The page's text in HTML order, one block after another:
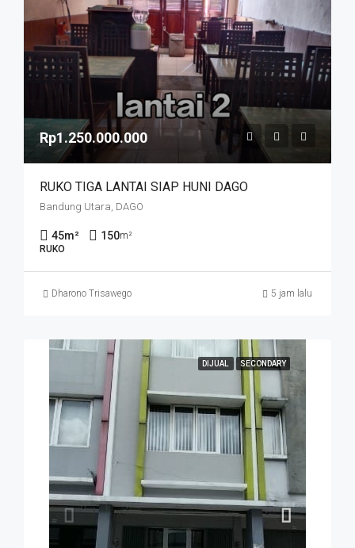
Rp1.250.000.000
RUKO TIGA LANTAI SIAP HUNI DAGO
Bandung Utara, DAGO
45m² 150m²
RUKO
Dharono Trisawego 5 jam lalu
DIJUAL SECONDARY